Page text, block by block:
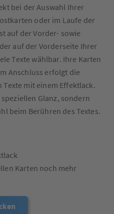
bei der Auswahl Ihrer
oder im Laufe der
auf der Vorder- sowie
auf der Vorderseite Ihrer
Texte wählbar. Ihre Karten
Anschluss erfolgt die
mit einem Effektlack.
Glanz, sondern
beim Berühren des Textes.
Karten noch mehr